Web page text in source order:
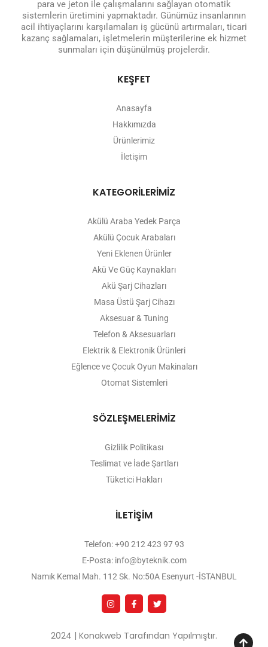
para ve jeton ile çalışmalarını sağlayan otomatik
sistemlerin üretimini yapmaktadır. Günümüz insanlarının
acil ihtiyaçlarını karşılamaları iş gücünü artırmaları, ticari
kazanç sağlamaları, işletmelerin müşterilerine ek hizmet
sunmaları için düşünülmüş projelerdir.
KEŞFET
Anasayfa
Hakkımızda
Ürünlerimiz
İletişim
KATEGORİLERİMİZ
Akülü Araba Yedek Parça
Akülü Çocuk Arabaları
Yeni Eklenen Ürünler
Akü Ve Güç Kaynakları
Akü Şarj Cihazları
Masa Üstü Şarj Cihazı
Aksesuar & Tuning
Telefon & Aksesuarları
Elektrik & Elektronik Ürünleri
Eğlence ve Çocuk Oyun Makinaları
Otomat Sistemleri
SÖZLEŞMELERİMİZ
Gizlilik Politikası
Teslimat ve İade Şartları
Tüketici Hakları
İLETİŞİM
Telefon: +90 212 423 97 93
E-Posta: info@byteknik.com
Namık Kemal Mah. 112 Sk. No:50A Esenyurt -İSTANBUL
2024 | Konakweb Tarafından Yapılmıştır.